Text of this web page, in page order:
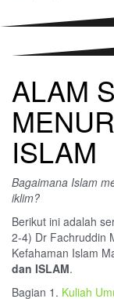
ALAM
ISLAM
Bagaimana Islam
iklim?
Berikut ini adalah
2-4) Dr Fachruddin
Kefahaman Islam
dan ISLAM.
Bagian 1. Kuliah